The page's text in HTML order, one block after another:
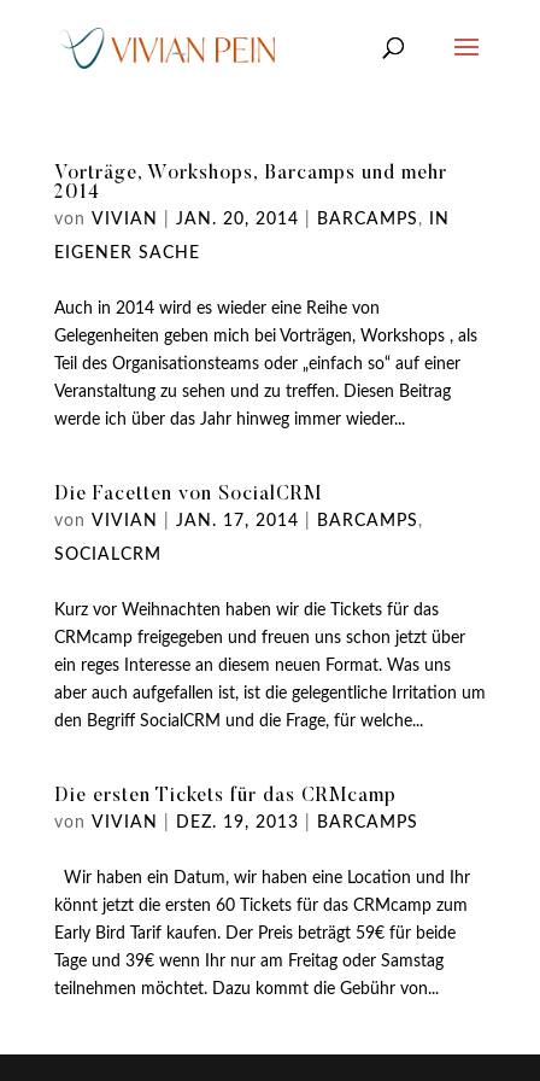
Vorträge, Workshops, Barcamps und mehr
2014
von VIVIAN JAN. 20, 2014 BARCAMPS ,
IN
EIGENER SACHE
Auch in 2014 wird es wieder eine Reihe von
Gelegenheiten geben mich bei Vorträgen, Workshops , als
Teil des Organisationsteams oder „einfach so“ auf einer
Veranstaltung zu sehen und zu treffen. Diesen Beitrag
werde ich über das Jahr hinweg immer wieder...
Die Facetten von SocialCRM
von VIVIAN JAN. 17, 2014 BARCAMPS ,
SOCIALCRM
Kurz vor Weihnachten haben wir die Tickets für das
CRMcamp freigegeben und freuen uns schon jetzt über
ein reges Interesse an diesem neuen Format. Was uns
aber auch aufgefallen ist, ist die gelegentliche Irritation um
den Begriff SocialCRM und die Frage, für welche...
Die ersten Tickets für das CRMcamp
von VIVIAN DEZ. 19, 2013 BARCAMPS
Wir haben ein Datum, wir haben eine Location und Ihr
könnt jetzt die ersten 60 Tickets für das CRMcamp zum
Early Bird Tarif kaufen. Der Preis beträgt 59€ für beide
Tage und 39€ wenn Ihr nur am Freitag oder Samstag
teilnehmen möchtet. Dazu kommt die Gebühr von...